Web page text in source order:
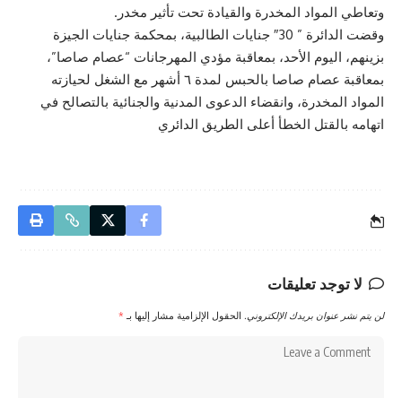
وتعاطي المواد المخدرة والقيادة تحت تأثير مخدر.
وقضت الدائرة ” 30″ جنايات الطالبية، بمحكمة جنايات الجيزة
بزينهم، اليوم الأحد، بمعاقبة مؤدي المهرجانات “عصام صاصا”،
بمعاقبة عصام صاصا بالحبس لمدة ٦ أشهر مع الشغل لحيازته
المواد المخدرة، وانقضاء الدعوى المدنية والجنائية بالتصالح في
اتهامه بالقتل الخطأ أعلى الطريق الدائري
لا توجد تعليقات
لن يتم نشر عنوان بريدك الإلكتروني. الحقول الإلزامية مشار إليها بـ *